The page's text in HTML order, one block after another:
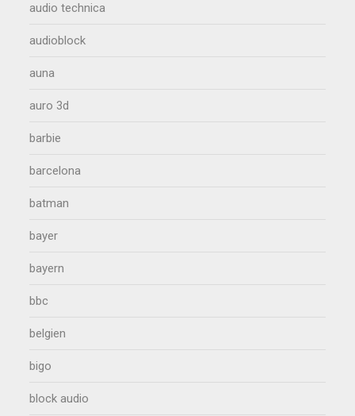
audio technica
audioblock
auna
auro 3d
barbie
barcelona
batman
bayer
bayern
bbc
belgien
bigo
block audio